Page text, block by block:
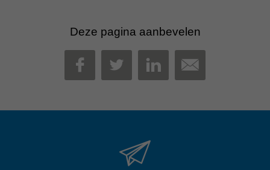
Deze pagina aanbevelen
FACEBOOK
TWITTERLINKEDIN
MAIL